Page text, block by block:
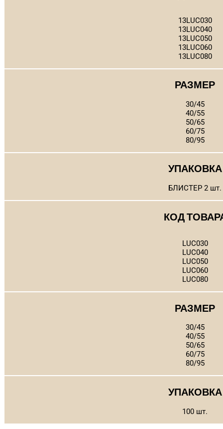
13LUC030
13LUC040
13LUC050
13LUC060
13LUC080
РАЗМЕР
30/45
40/55
50/65
60/75
80/95
УПАКОВКА
БЛИСТЕР 2 шт.
КОД
LUC030
LUC040
LUC050
LUC060
LUC080
РАЗМЕР
30/45
40/55
50/65
60/75
80/95
УПАКОВКА
100 шт.